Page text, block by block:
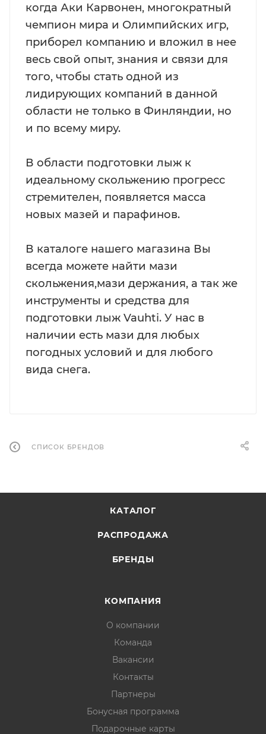
когда Аки Карвонен, многократный
чемпион мира и Олимпийских игр,
приборел компанию и вложил в нее
весь свой опыт, знания и связи для
того, чтобы стать одной из
лидирующих компаний в данной
области не только в Финляндии, но
и по всему миру.
В области подготовки лыж к
идеальному скольжению прогресс
стремителен, появляется масса
новых мазей и парафинов.
В каталоге нашего магазина Вы
всегда можете найти мази
скольжения,мази держания, а так же
инструменты и средства для
подготовки лыж Vauhti. У нас в
наличии есть мази для любых
погодных условий и для любого
вида снега.
СПИСОК БРЕНДОВ
КАТАЛОГ
РАСПРОДАЖА
БРЕНДЫ
КОМПАНИЯ
О компании
Команда
Вакансии
Контакты
Партнеры
Бонусная программа
Подарочные карты